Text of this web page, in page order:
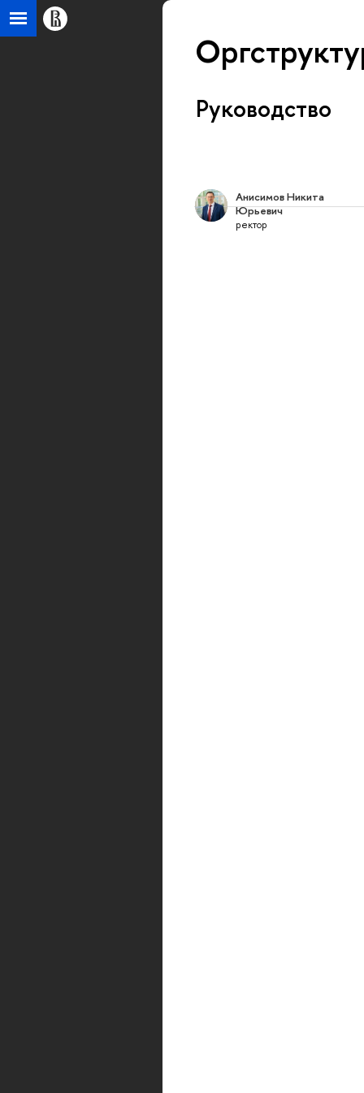
Руководство
Анисимов Никита
Юрьевич
ректор